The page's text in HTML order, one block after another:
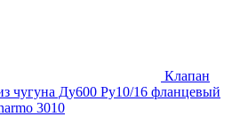
Клапан
чугуна Ду600 Ру10/16 фланцевый
3010